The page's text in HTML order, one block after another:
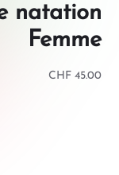
natation
Femme
CHF45.00